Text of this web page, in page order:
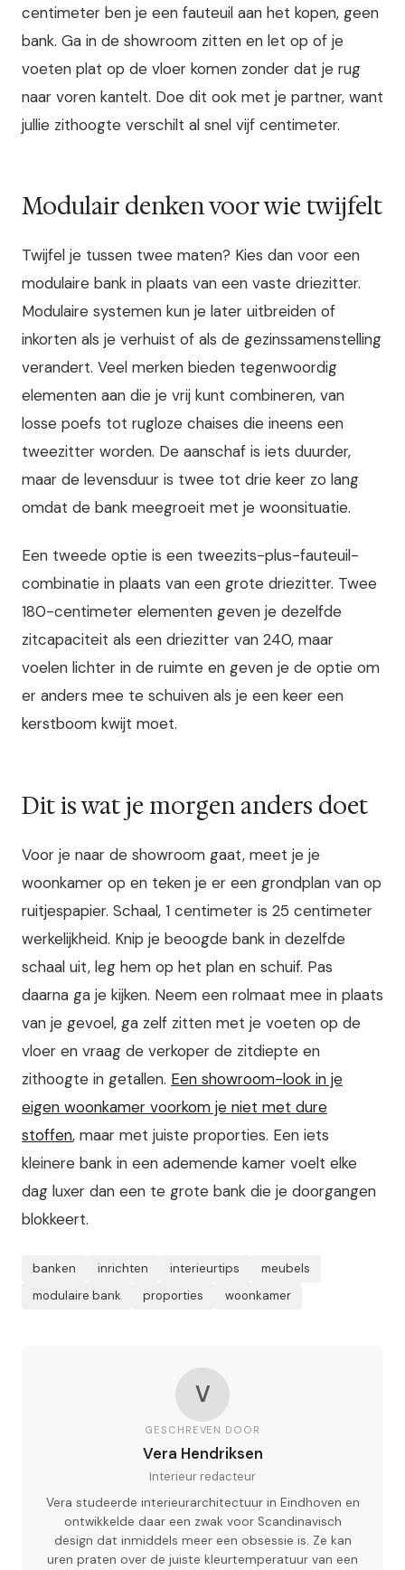
centimeter ben je een fauteuil aan het kopen, geen
bank. Ga in de showroom zitten en let op of je
voeten plat op de vloer komen zonder dat je rug
naar voren kantelt. Doe dit ook met je partner, want
jullie zithoogte verschilt al snel vijf centimeter.
Modulair denken voor wie twijfelt
Twijfel je tussen twee maten? Kies dan voor een
modulaire bank in plaats van een vaste driezitter.
Modulaire systemen kun je later uitbreiden of
inkorten als je verhuist of als de gezinssamenstelling
verandert. Veel merken bieden tegenwoordig
elementen aan die je vrij kunt combineren, van
losse poefs tot rugloze chaises die ineens een
tweezitter worden. De aanschaf is iets duurder,
maar de levensduur is twee tot drie keer zo lang
omdat de bank meegroeit met je woonsituatie.
Een tweede optie is een tweezits-plus-fauteuil-
combinatie in plaats van een grote driezitter. Twee
180-centimeter elementen geven je dezelfde
zitcapaciteit als een driezitter van 240, maar
voelen lichter in de ruimte en geven je de optie om
er anders mee te schuiven als je een keer een
kerstboom kwijt moet.
Dit is wat je morgen anders doet
Voor je naar de showroom gaat, meet je je
woonkamer op en teken je er een grondplan van op
ruitjespapier. Schaal, 1 centimeter is 25 centimeter
werkelijkheid. Knip je beoogde bank in dezelfde
schaal uit, leg hem op het plan en schuif. Pas
daarna ga je kijken. Neem een rolmaat mee in plaats
van je gevoel, ga zelf zitten met je voeten op de
vloer en vraag de verkoper de zitdiepte en
zithoogte in getallen. Een showroom-look in je
eigen woonkamer voorkom je niet met dure
stoffen, maar met juiste proporties. Een iets
kleinere bank in een ademende kamer voelt elke
dag luxer dan een te grote bank die je doorgangen
blokkeert.
banken inrichten interieurtips
meubels
modulaire bank
proporties woonkamer
V
GESCHREVEN DOOR
Vera Hendriksen
Interieur redacteur
Vera studeerde interieurarchitectuur in Eindhoven en
ontwikkelde daar een zwak voor Scandinavisch
design dat inmiddels meer een obsessie is. Ze kan
uren praten over de juiste kleurtemperatuur van een